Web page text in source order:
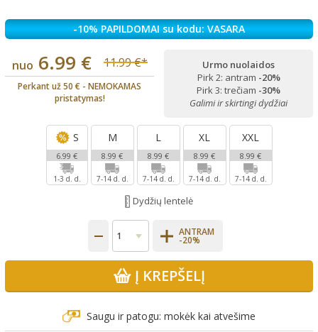
-10% PAPILDOMAI su kodu: VASARA
nuo 6.99 € 11.99 €*
Perkant už 50 € - NEMOKAMAS
pristatymas!
Urmo nuolaidos
Pirk 2: antram -20%
Pirk 3: trečiam -30%
Galimi ir skirtingi dydžiai
S
6.99 €
1-3 d. d.
M
8.99 €
7-14 d. d.
L
8.99 €
7-14 d. d.
XL
8.99 €
7-14 d. d.
XXL
8.99 €
7-14 d. d.
Dydžių lentelė
ANTRAM
-20%
Į KREPŠELĮ
Saugu ir patogu: mokėk kai atvešime